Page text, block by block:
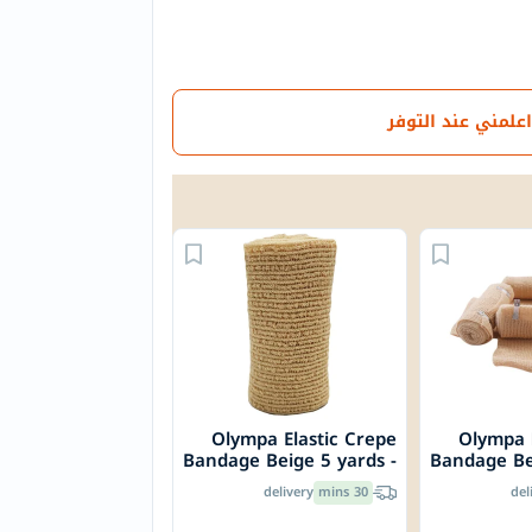
اعلمني عند التوفر
Olympa Elastic Crepe
Bandage Beige 5 yards -
OEY-111-3
30 mins
delivery
Olympa
Bandage